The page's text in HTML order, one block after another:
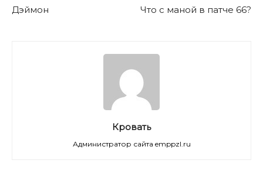
Дэймон Что с маной в патче 66?
Кровать
Администратор сайта emppzl.ru